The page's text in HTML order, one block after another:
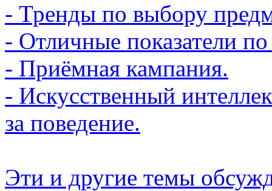
- Тренды по выбору
- Отличные показатели
- Приёмная кампания.
- Искусственный
за поведение.
Эти и другие темы